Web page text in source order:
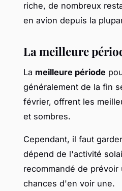
riche, de nombreux
en avion depuis la
La meilleure
La meilleure période
généralement de la fin
février, offrent les
et sombres.
Cependant, il faut
dépend de l'activité
recommandé de
chances d'en voir une.